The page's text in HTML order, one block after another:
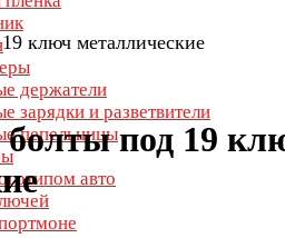
держатели
зарядки и разветвители
пепельницы
авто
ключ металлические
под 19